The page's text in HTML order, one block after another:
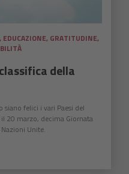
, EDUCAZIONE, GRATITUDINE,
della
siano felici i vari Paesi del
20 marzo, decima Giornata
Unite.